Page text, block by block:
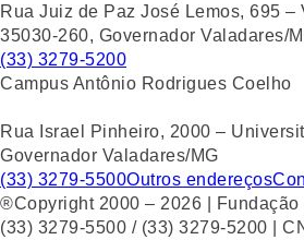
Rua Juiz de Paz José Lemos, 695 –
35030-260, Governador Valadares/
(33) 3279-5200
Campus Antônio Rodrigues Coelho
Rua Israel Pinheiro, 2000 –
Governador Valadares/MG
(33) 3279-5500Outros endereços
®Copyright 2000 – 2026 |
(33) 3279-5500 / (33) 3279-5200 |